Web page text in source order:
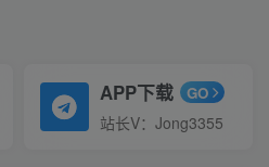
APP下载 GO
站长V：Jong3355